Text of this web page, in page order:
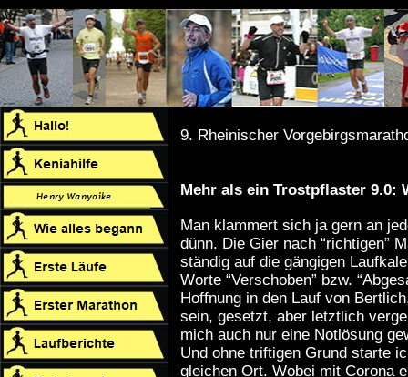
9. Rheinischer
Mehr als ein Trostpflaster 9.0:
Man klammert sich ja gern an
dünn. Die Gier nach “richtigen”
ständig auf die gängigen
Worte “Verschoben” bzw.
Hoffnung in den Lauf von
sein, gesetzt, aber letztlich
mich auch nur eine Notlösung
Und ohne triftigen Grund starte
gleichen Ort. Wobei mit Corona